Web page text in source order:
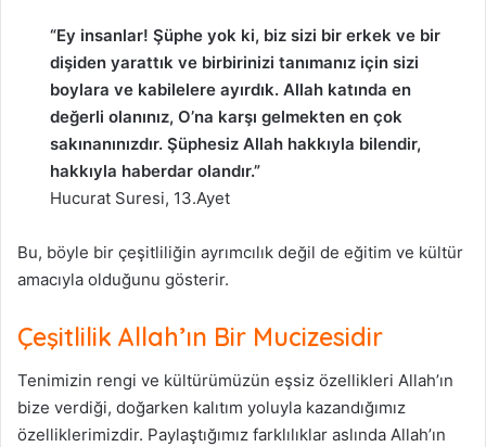
“Ey insanlar! Şüphe yok ki, biz sizi bir erkek ve bir
dişiden yarattık ve birbirinizi tanımanız için sizi
boylara ve kabilelere ayırdık. Allah katında en
değerli olanınız, O’na karşı gelmekten en çok
sakınanınızdır. Şüphesiz Allah hakkıyla bilendir,
hakkıyla haberdar olandır.”
Hucurat Suresi, 13.Ayet
Bu, böyle bir çeşitliliğin ayrımcılık değil de eğitim ve kültür
amacıyla olduğunu gösterir.
Çeşitlilik Allah’ın Bir Mucizesidir
Tenimizin rengi ve kültürümüzün eşsiz özellikleri Allah’ın
bize verdiği, doğarken kalıtım yoluyla kazandığımız
özelliklerimizdir. Paylaştığımız farklılıklar aslında Allah’ın